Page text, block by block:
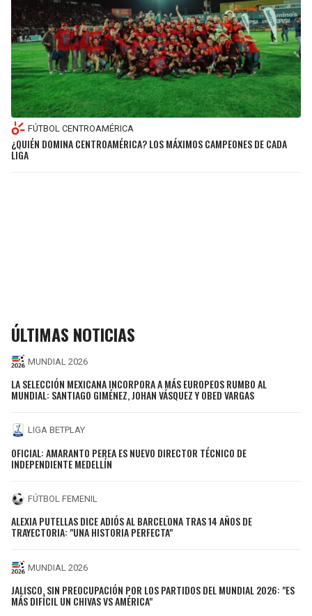
FÚTBOL CENTROAMÉRICA
¿QUIÉN DOMINA CENTROAMÉRICA? LOS MÁXIMOS CAMPEONES DE CADA
LIGA
ÚLTIMAS NOTICIAS
MUNDIAL 2026
LA SELECCIÓN MEXICANA INCORPORA A MÁS EUROPEOS RUMBO AL
MUNDIAL: SANTIAGO GIMÉNEZ, JOHAN VÁSQUEZ Y OBED VARGAS
LIGA BETPLAY
OFICIAL: AMARANTO PEREA ES NUEVO DIRECTOR TÉCNICO DE
INDEPENDIENTE MEDELLÍN
FÚTBOL FEMENIL
ALEXIA PUTELLAS DICE ADIÓS AL BARCELONA TRAS 14 AÑOS DE
TRAYECTORIA: "UNA HISTORIA PERFECTA"
MUNDIAL 2026
JALISCO, SIN PREOCUPACIÓN POR LOS PARTIDOS DEL MUNDIAL 2026: "ES
MÁS DIFÍCIL UN CHIVAS VS AMÉRICA"